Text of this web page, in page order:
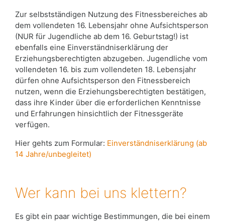
Zur selbstständigen Nutzung des Fitnessbereiches ab
dem vollendeten 16. Lebensjahr ohne Aufsichtsperson
(NUR für Jugendliche ab dem 16. Geburtstag!) ist
ebenfalls eine Einverständniserklärung der
Erziehungsberechtigten abzugeben. Jugendliche vom
vollendeten 16. bis zum vollendeten 18. Lebensjahr
dürfen ohne Aufsichtsperson den Fitnessbereich
nutzen, wenn die Erziehungsberechtigten bestätigen,
dass ihre Kinder über die erforderlichen Kenntnisse
und Erfahrungen hinsichtlich der Fitnessgeräte
verfügen.
Hier gehts zum Formular: Einverständniserklärung (ab
14 Jahre/unbegleitet)
Wer kann bei uns klettern?
Es gibt ein paar wichtige Bestimmungen, die bei einem